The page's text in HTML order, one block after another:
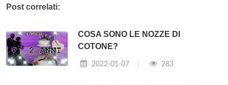
Post correlati:
COSA SONO LE NOZZE DI
COTONE?
2022-01-07 283